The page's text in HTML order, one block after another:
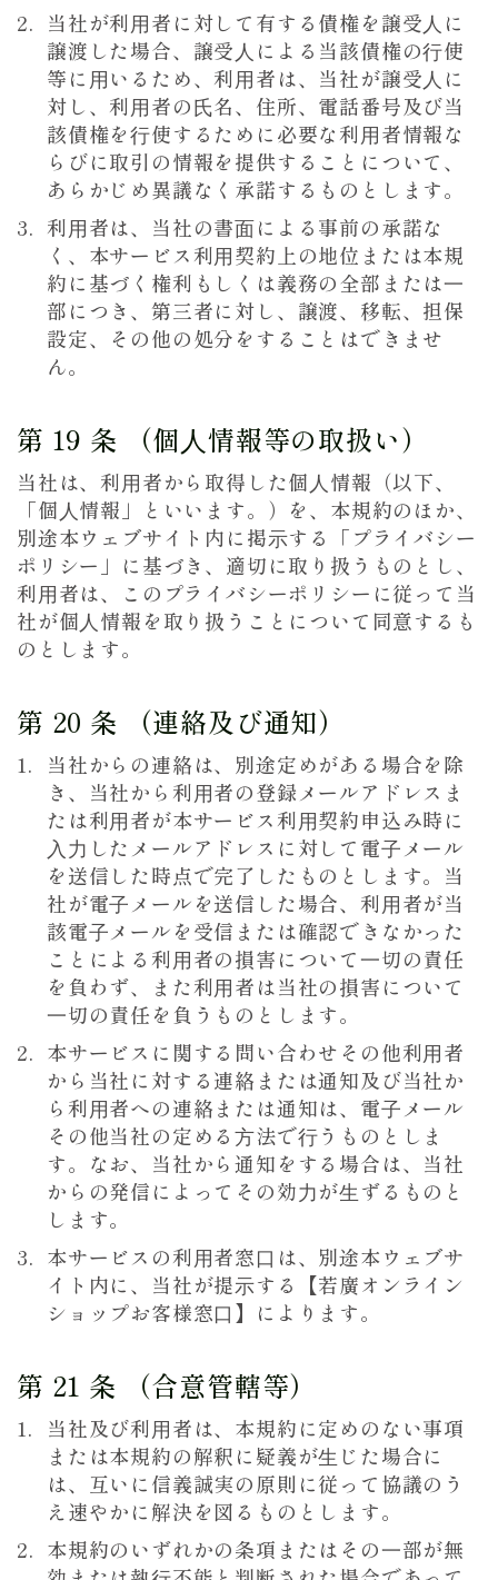
当社が利⽤者に対して有する債権を譲受⼈に
譲渡した場合、譲受⼈による当該債権の⾏使
等に⽤いるため、利⽤者は、当社が譲受⼈に
対し、利⽤者の⽒名、住所、電話番号及び当
該債権を⾏使するために必要な利⽤者情報な
らびに取引の情報を提供することについて、
あらかじめ異議なく承諾するものとします。
利⽤者は、当社の書⾯による事前の承諾な
く、本サービス利⽤契約上の地位または本規
約に基づく権利もしくは義務の全部または⼀
部につき、第三者に対し、譲渡、移転、担保
設定、その他の処分をすることはできませ
ん。
第 19 条 （個⼈情報等の取扱い）
当社は、利⽤者から取得した個⼈情報（以下、
「個⼈情報」といいます。）を、本規約のほか、
別途本ウェブサイト内に掲⽰する「プライバシー
ポリシー」に基づき、適切に取り扱うものとし、
利⽤者は、このプライバシーポリシーに従って当
社が個⼈情報を取り扱うことについて同意するも
のとします。
第 20 条 （連絡及び通知）
当社からの連絡は、別途定めがある場合を除
き、当社から利⽤者の登録メールアドレスま
たは利⽤者が本サービス利⽤契約申込み時に
⼊⼒したメールアドレスに対して電⼦メール
を送信した時点で完了したものとします。当
社が電⼦メールを送信した場合、利⽤者が当
該電⼦メールを受信または確認できなかった
ことによる利⽤者の損害について⼀切の責任
を負わず、また利⽤者は当社の損害について
⼀切の責任を負うものとします。
本サービスに関する問い合わせその他利⽤者
から当社に対する連絡または通知及び当社か
ら利⽤者への連絡または通知は、電⼦メール
その他当社の定める⽅法で⾏うものとしま
す。なお、当社から通知をする場合は、当社
からの発信によってその効⼒が⽣ずるものと
します。
本サービスの利⽤者窓⼝は、別途本ウェブサ
イト内に、当社が提⽰する【若廣オンライン
ショップお客様窓⼝】によります。
第 21 条 （合意管轄等）
当社及び利⽤者は、本規約に定めのない事項
または本規約の解釈に疑義が⽣じた場合に
は、互いに信義誠実の原則に従って協議のう
え速やかに解決を図るものとします。
本規約のいずれかの条項またはその⼀部が無